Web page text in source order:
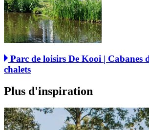
Parc de loisirs De Kooi | Cabanes
chalets
Plus d'inspiration